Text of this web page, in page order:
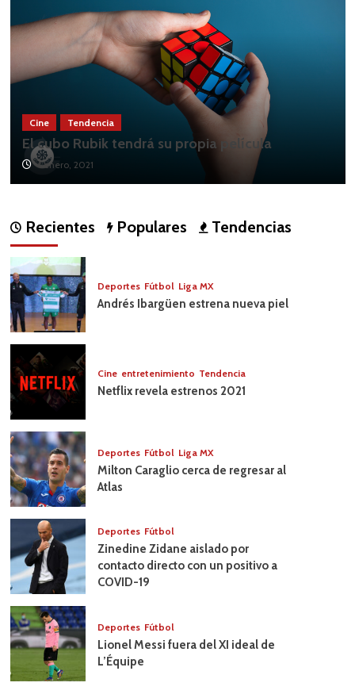
Tendencia
Disney Plus revela nuevos proyectos con
artistas mexicanos
1 diciembre, 2020
Recientes Populares Tendencias
Deportes Fútbol Liga MX
Andrés Ibargüen estrena nueva piel
Cine entretenimiento Tendencia
Netflix revela estrenos 2021
Deportes Fútbol Liga MX
Milton Caraglio cerca de regresar al
Atlas
Deportes Fútbol
Zinedine Zidane aislado por
contacto directo con un positivo a
COVID-19
Deportes Fútbol
Lionel Messi fuera del XI ideal de
L’Équipe